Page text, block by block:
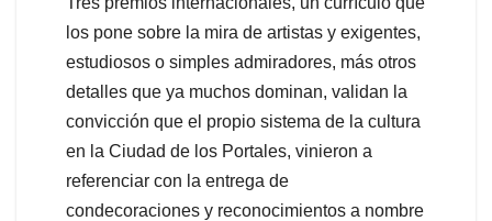
los pone sobre la mira de artistas y exigentes,
estudiosos o simples admiradores, más otros
detalles que ya muchos dominan, validan la
convicción que el propio sistema de la cultura
en la Ciudad de los Portales, vinieron a
referenciar con la entrega de
condecoraciones y reconocimientos a nombre